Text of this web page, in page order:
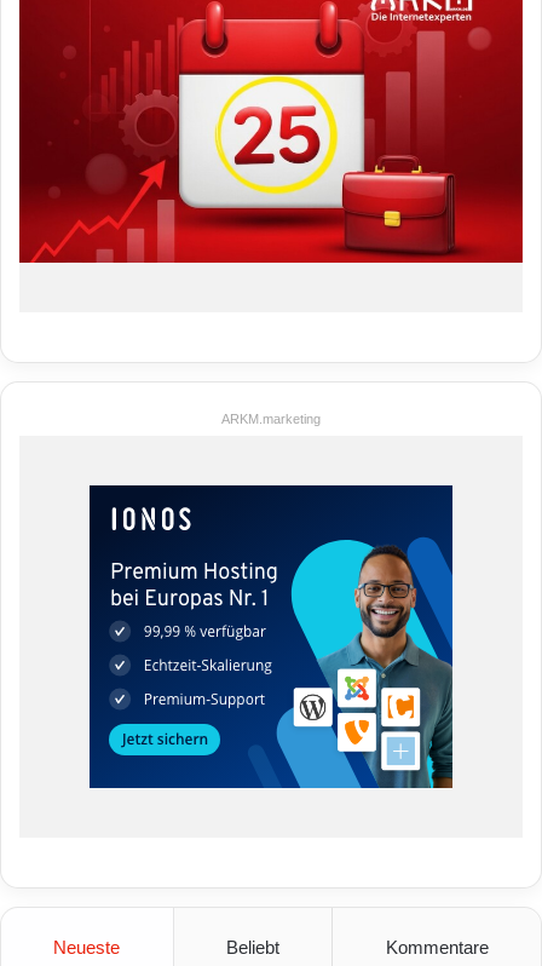
ARKM.marketing
Neueste Beliebt Kommentare